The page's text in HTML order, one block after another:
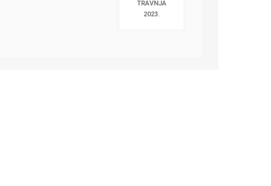
TRAVNJA
2023.